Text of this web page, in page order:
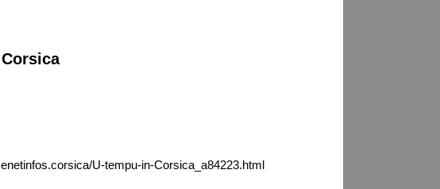
U-tempu-in-Corsica_a84223.html